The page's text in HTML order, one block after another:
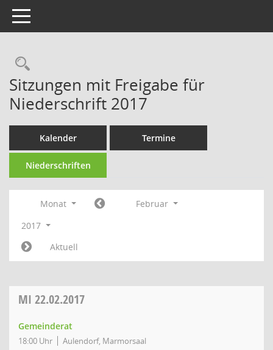
Toggle navigation
Sitzungen mit Freigabe für
Niederschrift 2017
Kalender Termine
Niederschriften
Monat
Februar
2017
Aktuell
MI 22.02.2017
Gemeinderat
18:00 Uhr Aulendorf, Marmorsaal